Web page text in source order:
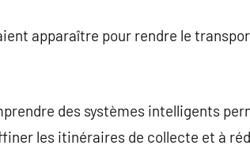
apparaître pour rendre le
des systèmes intelligents
les itinéraires de collecte et à